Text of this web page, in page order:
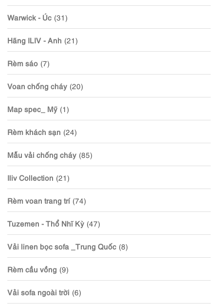
Warwick - Úc (31)
Hãng ILIV - Anh (21)
Rèm sáo (7)
Voan chống cháy (20)
Map spec_ Mỹ (1)
Rèm khách sạn (24)
Mẫu vải chống cháy (85)
Iliv Collection (21)
Rèm voan trang trí (74)
Tuzemen - Thổ Nhĩ Kỳ (47)
Vải linen bọc sofa _Trung Quốc (8)
Rèm cầu vồng (9)
Vải sofa ngoài trời (6)